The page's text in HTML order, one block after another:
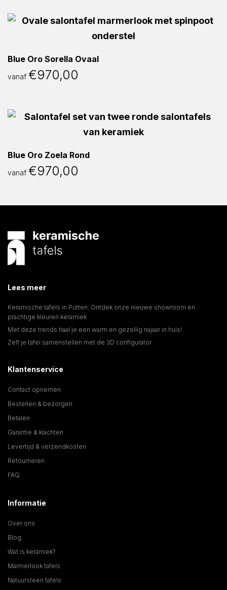
Blue Oro Sorella Ovaal
vanaf €970,00
Blue Oro Zoela Rond
vanaf €970,00
Lees meer
Keramische tafels in Putten: Ontdek onze nieuwe showroom en
prachtige kleuren keramiek
Met deze trends haal je een warm en gezellig najaar in huis!
Zelf je tafel samenstellen met de 3D configurator
Klantenservice
Contact opnemen
Bestellen & bezorgen
Betalen
Garantie & klachten
Levertijd & verzendkosten
Retourneren
FAQ
Informatie
Over ons
Blog
Wat is keramiek?
Marmerlook tafels
Natuursteen tafels